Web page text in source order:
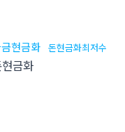
현금화 돈현금화최저수
금화